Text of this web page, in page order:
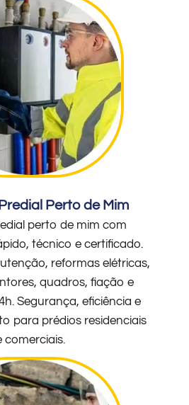
Perto de Mim
perto de mim com
técnico e certificado.
reformas elétricas,
quadros, fiação e
Segurança, eficiência e
para prédios residenciais
comerciais.